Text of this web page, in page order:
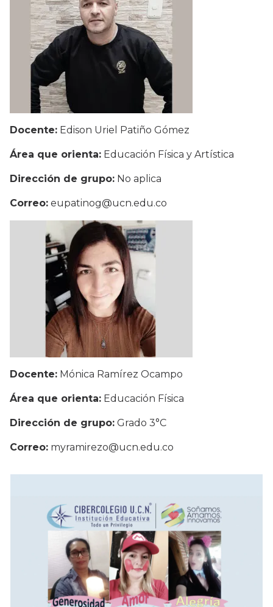
Docente: Edison Uriel Patiño Gómez
Área que orienta: Educación Física y Artística
Dirección de grupo: No aplica
Correo: eupatinog@ucn.edu.co
Docente: Mónica Ramírez Ocampo
Área que orienta: Educación Física
Dirección de grupo: Grado 3°C
Correo: myramirezo@ucn.edu.co